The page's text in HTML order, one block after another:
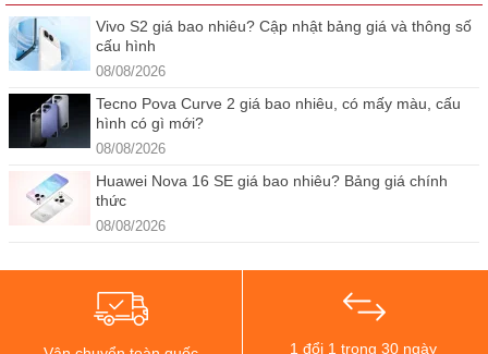
Vivo S2 giá bao nhiêu? Cập nhật bảng giá và thông số
cấu hình
08/08/2026
Tecno Pova Curve 2 giá bao nhiêu, có mấy màu, cấu
hình có gì mới?
08/08/2026
Huawei Nova 16 SE giá bao nhiêu? Bảng giá chính
thức
08/08/2026
1 đổi 1 trong 30 ngày